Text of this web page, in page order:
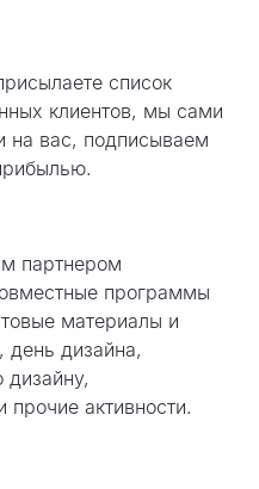
список
клиентов, мы сами
на вас, подписываем
партнером
программы
материалы и
день дизайна,
дизайну,
активности.